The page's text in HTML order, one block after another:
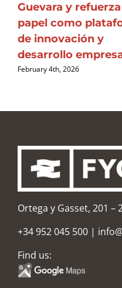
Guevara y
papel como
de innovación y
desarrollo
February 4th, 2026
Ortega y Gasset, 201 –
+34 952 045 500 |
Find us: